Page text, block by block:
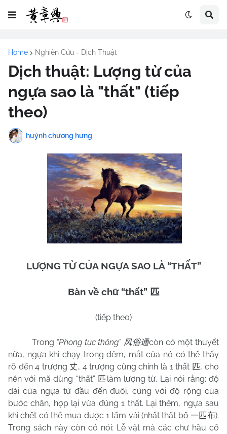
Home Nghiên Cứu - Dịch Thuật
Dịch thuật: Lượng từ của
ngựa sao là "thất" (tiếp
theo)
huỳnh chương hưng
LƯỢNG TỪ CỦA NGỰA SAO LÀ “THẤT”
Bàn về chữ “thất” 匹
(tiếp theo)
Trong “Phong tục thông” 风俗通còn có một thuyết
nữa, ngựa khi chạy trong đêm, mắt của nó có thể thấy
rõ đến 4 trượng 丈, 4 trượng cũng chính là 1 thất 匹, cho
nên với mã dùng “thất” 匹 làm lượng từ. Lại nói rằng: độ
dài của ngựa từ đầu đến đuôi, cùng với độ rộng của
bước chân, hợp lại vừa đúng 1 thất. Lại thêm, ngựa sau
khi chết có thể mua được 1 tấm vải (nhất thất bố 一匹布).
Trong sách này còn có nói: Lễ vật mà các chư hầu cổ